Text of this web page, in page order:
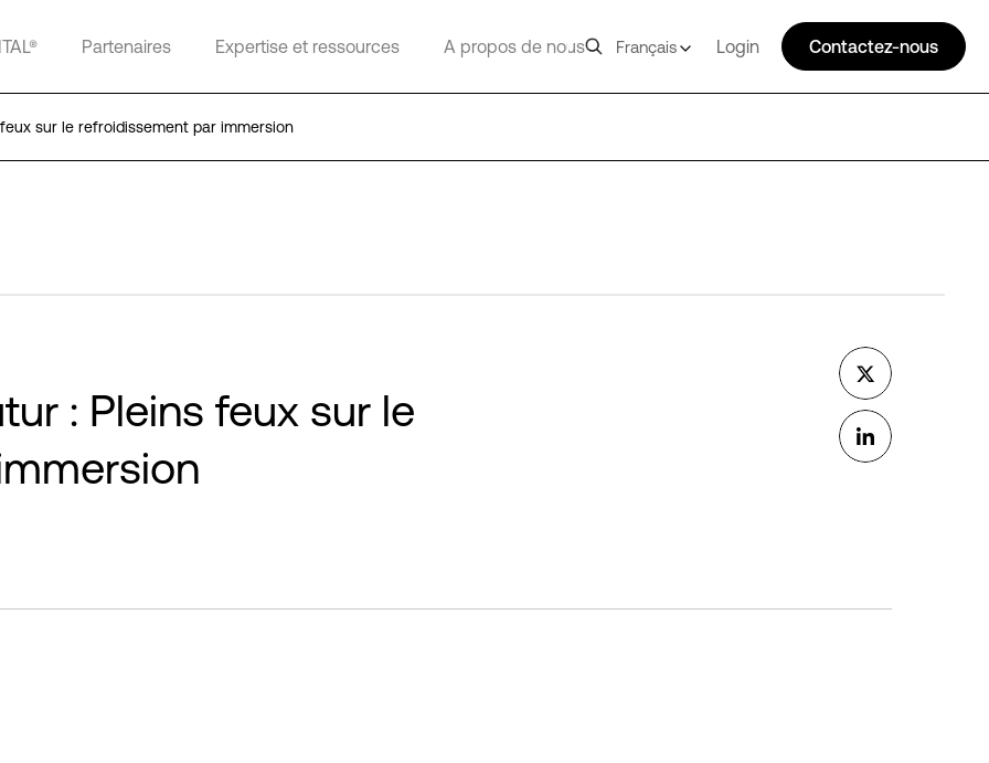
Partenaires Expertise et ressources A propos de nous Français Login Contactez-nous
sur le refroidissement par immersion
: Pleins feux sur le